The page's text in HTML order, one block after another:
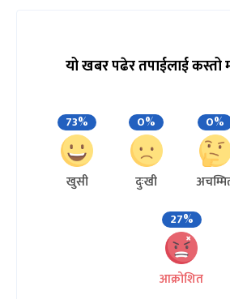
यो खबर पढेर तपाईलाई
73%
खुसी
0%
दुःखी
0%
27%
आक्रोशित